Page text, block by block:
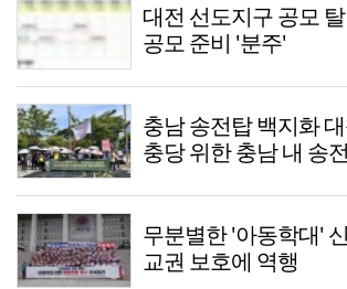
대전 선도지구 공모
공모 준비 '분주'
충남 송전탑 백지화
충당 위한 충남 내 송
무분별한 '아동학대'
교권 보호에 역행